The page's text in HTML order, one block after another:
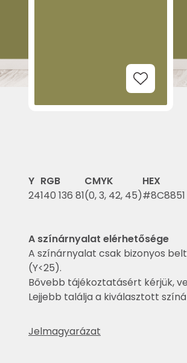
Add to
Y
24
RGB
140 136 81
CMYK
(0, 3, 42, 45)
HEX
#8C8851
A színárnyalat elérhetősége
A színárnyalat csak bizonyos
(Y<25).
Bővebb tájékoztatásért kérjük,
Lejjebb találja a kiválasztott
Jelmagyarázat